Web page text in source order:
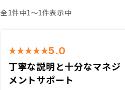
全1件中1〜1件表示中
5.0
丁寧な説明と十分なマネジ
メントサポート